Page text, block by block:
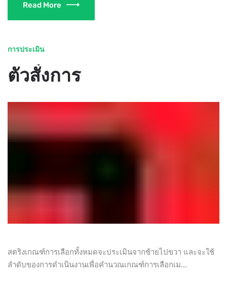
Read More
การประเมิน
ตัวสั่งการ
สตริงเกณฑ์การเลือกทั้งหมดจะประเมินจากซ้ายไปขวา และจะใช้
ลำดับของการดำเนินงานเพื่อคำนวณเกณฑ์การเลือกเม...